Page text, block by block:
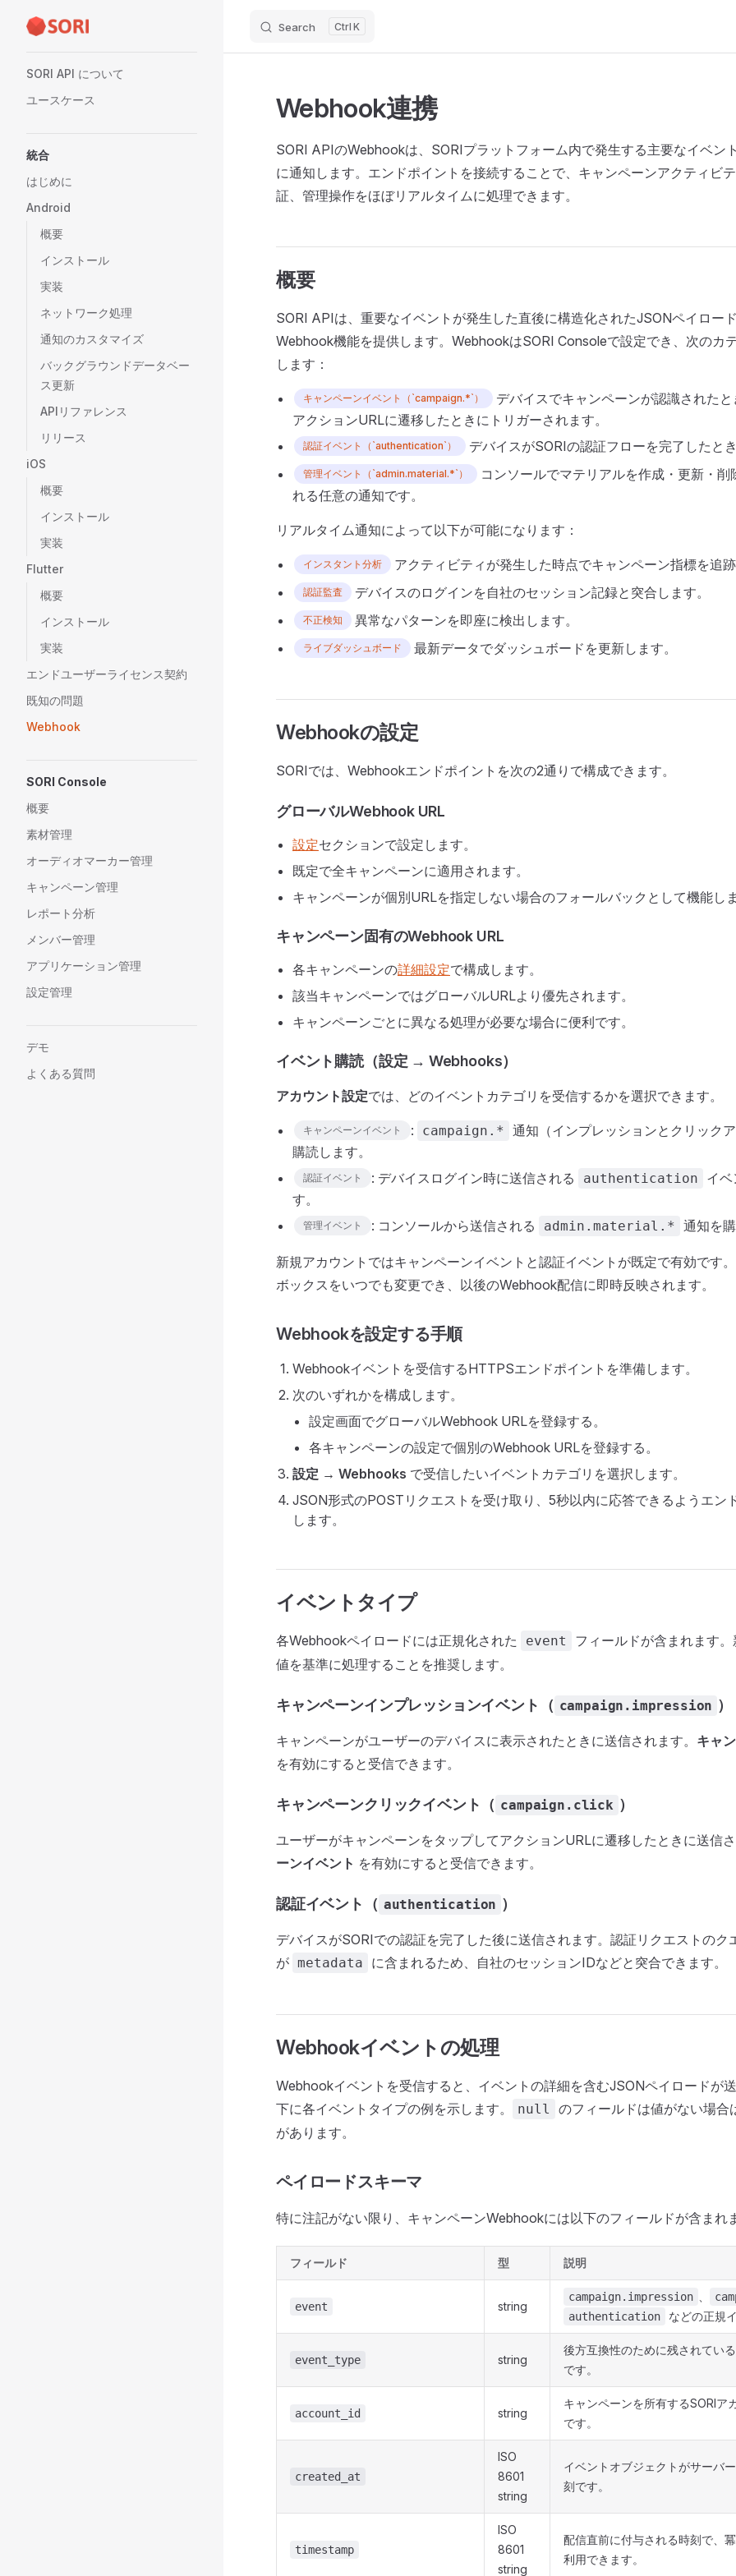
Skip to content Search K
SORI API について
ユースケース
統合
はじめに
Android
概要
インストール
実装
ネットワーク処理
通知のカスタマイズ
バックグラウンドデータベー
ス更新
APIリファレンス
リリース
iOS
概要
インストール
実装
Flutter
概要
インストール
実装
エンドユーザーライセンス契約
既知の問題
Webhook
SORI Console
概要
素材管理
オーディオマーカー管理
キャンペーン管理
レポート分析
メンバー管理
アプリケーション管理
設定管理
デモ
よくある質問
Webhook連携
SORI APIのWebhookは、SORIプラットフォーム内で発生する主要なイベン
に通知します。エンドポイントを接続することで、キャンペーンアクティビ
証、管理操作をほぼリアルタイムに処理できます。
概要
SORI APIは、重要なイベントが発生した直後に構造化されたJSONペイロー
Webhook機能を提供します。WebhookはSORI Consoleで設定でき、次のカ
します：
キャンペーンイベント（`campaign.*`）
デバイスでキャンペーンが認識された
アクションURLに遷移したときにトリガーされます。
認証イベント（`authentication`） デバイスがSORIの認証フローを完了したと
管理イベント（`admin.material.*`）
コンソールでマテリアルを作成・更新・削
れる任意の通知です。
リアルタイム通知によって以下が可能になります：
インスタント分析 アクティビティが発生した時点でキャンペーン指標を追
認証監査 デバイスのログインを自社のセッション記録と突合します。
不正検知 異常なパターンを即座に検出します。
ライブダッシュボード 最新データでダッシュボードを更新します。
Webhookの設定
SORIでは、Webhookエンドポイントを次の2通りで構成できます。
グローバルWebhook URL
設定セクションで設定します。
既定で全キャンペーンに適用されます。
キャンペーンが個別URLを指定しない場合のフォールバックとして機能し
キャンペーン固有のWebhook URL
各キャンペーンの詳細設定で構成します。
該当キャンペーンではグローバルURLより優先されます。
キャンペーンごとに異なる処理が必要な場合に便利です。
イベント購読（設定 → Webhooks）
アカウント設定では、どのイベントカテゴリを受信するかを選択できます。
キャンペーンイベント : campaign.*
通知（インプレッションとクリック
購読します。
認証イベント : デバイスログイン時に送信される authentication
イ
す。
管理イベント : コンソールから送信される admin.material.* 通知を
新規アカウントではキャンペーンイベントと認証イベントが既定で有効です
ボックスをいつでも変更でき、以後のWebhook配信に即時反映されます。
Webhookを設定する手順
Webhookイベントを受信するHTTPSエンドポイントを準備します。
次のいずれかを構成します。
設定画面でグローバルWebhook URLを登録する。
各キャンペーンの設定で個別のWebhook URLを登録する。
設定 → Webhooks で受信したいイベントカテゴリを選択します。
JSON形式のPOSTリクエストを受け取り、5秒以内に応答できるようエン
します。
イベントタイプ
各Webhookペイロードには正規化された event
フィールドが含まれます
値を基準に処理することを推奨します。
キャンペーンインプレッションイベント（ campaign.impression ）
キャンペーンがユーザーのデバイスに表示されたときに送信されます。 キャ
を有効にすると受信できます。
キャンペーンクリックイベント（ campaign.click ）
ユーザーがキャンペーンをタップしてアクションURLに遷移したときに送信
ーンイベント を有効にすると受信できます。
認証イベント（ authentication ）
デバイスがSORIでの認証を完了した後に送信されます。認証リクエストのク
が metadata に含まれるため、自社のセッションIDなどと突合できます。
Webhookイベントの処理
Webhookイベントを受信すると、イベントの詳細を含むJSONペイロードが
下に各イベントタイプの例を示します。
null
のフィールドは値がない場合
があります。
ペイロードスキーマ
特に注記がない限り、キャンペーンWebhookには以下のフィールドが含まれ
フィールド 型 説明
event string
campaign.impression
authentication
などの正規
event_type string
後方互換性のために残されてい
です。
account_id string
キャンペーンを所有するSORIア
です。
created_at
ISO
8601
string
イベントオブジェクトがサーバ
刻です。
timestamp
ISO
8601
string
配信直前に付与される時刻で、
利用できます。